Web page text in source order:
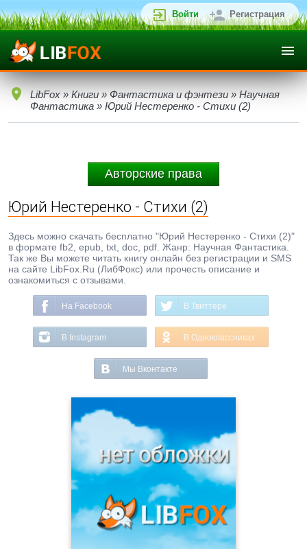
Войти Регистрация
LibFox » Книги » Фантастика и фэнтези » Научная
Фантастика » Юрий Нестеренко - Стихи (2)
Авторские права
Юрий Нестеренко - Стихи (2)
Здесь можно скачать бесплатно "Юрий Нестеренко - Стихи (2)"
в формате fb2, epub, txt, doc, pdf. Жанр: Научная Фантастика.
Так же Вы можете читать книгу онлайн без регистрации и SMS
на сайте LibFox.Ru (ЛибФокс) или прочесть описание и
ознакомиться с отзывами.
На Facebook В Твиттере
В Instagram В Одноклассниках
Мы Вконтакте